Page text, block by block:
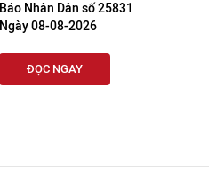
Báo Nhân Dân số 25831
Ngày 08-08-2026
ĐỌC NGAY